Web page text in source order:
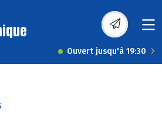
Ouvert jusqu'à 19:30